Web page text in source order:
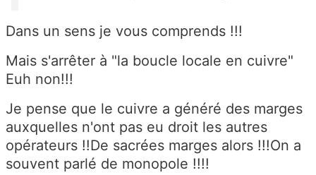
Dans un sens je vous comprends !!!
Mais s'arrêter à "la boucle locale en cuivre"
Euh non!!!
Je pense que le cuivre a généré des marges
auxquelles n'ont pas eu droit les autres
opérateurs !!De sacrées marges alors !!!On a
souvent parlé de monopole !!!!